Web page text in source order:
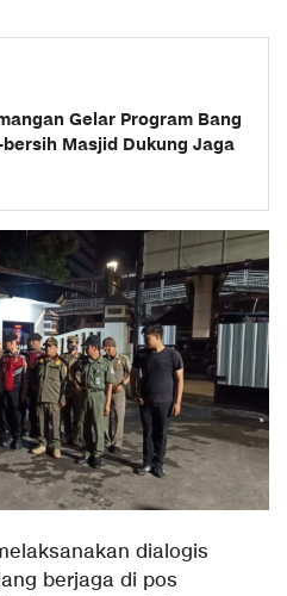
Gelar Program Bang
Masjid Dukung Jaga
dialogis
berjaga di pos